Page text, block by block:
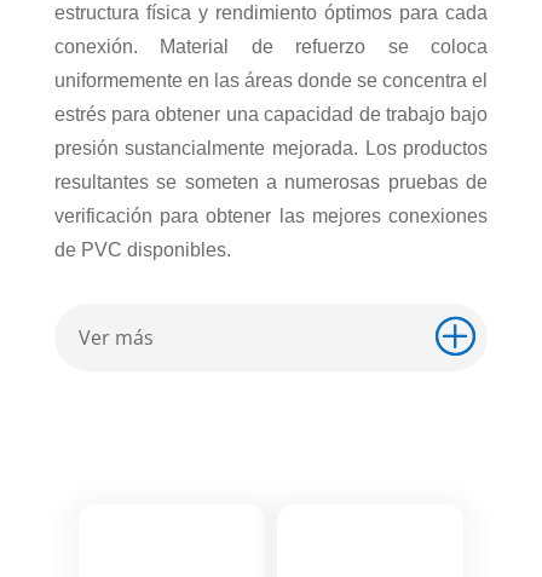
estructura física y rendimiento óptimos para cada
conexión. Material de refuerzo se coloca
uniformemente en las áreas donde se concentra el
estrés para obtener una capacidad de trabajo bajo
presión sustancialmente mejorada. Los productos
resultantes se someten a numerosas pruebas de
verificación para obtener las mejores conexiones
de PVC disponibles.
Ver más